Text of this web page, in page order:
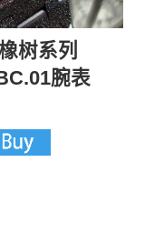
树系列
腕表